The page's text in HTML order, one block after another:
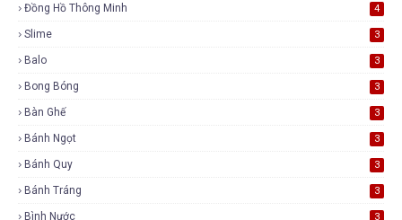
Đồng Hồ Thông Minh 4
Slime 3
Balo 3
Bong Bóng 3
Bàn Ghế 3
Bánh Ngọt 3
Bánh Quy 3
Bánh Tráng 3
Bình Nước 3